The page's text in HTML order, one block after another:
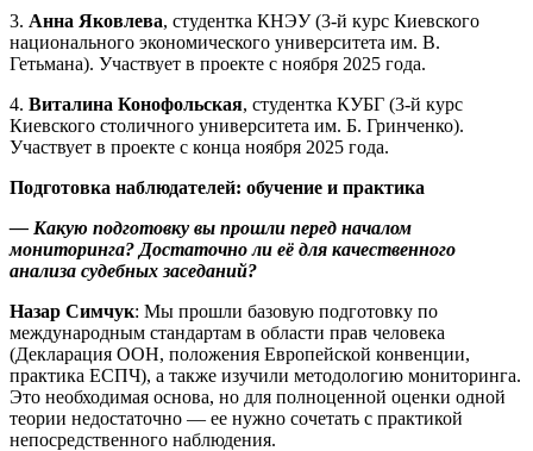
3. Анна Яковлева, студентка КНЭУ (3-й курс Киевского
национального экономического университета им. В.
Гетьмана). Участвует в проекте с ноября 2025 года.
4. Виталина Конофольская, студентка КУБГ (3-й курс
Киевского столичного университета им. Б. Гринченко).
Участвует в проекте с конца ноября 2025 года.
Подготовка наблюдателей: обучение и практика
— Какую подготовку вы прошли перед началом
мониторинга? Достаточно ли её для качественного
анализа судебных заседаний?
Назар Симчук: Мы прошли базовую подготовку по
международным стандартам в области прав человека
(Декларация ООН, положения Европейской конвенции,
практика ЕСПЧ), а также изучили методологию мониторинга.
Это необходимая основа, но для полноценной оценки одной
теории недостаточно — ее нужно сочетать с практикой
непосредственного наблюдения.